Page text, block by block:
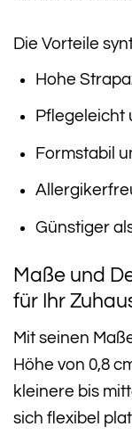
Die Vorteile
Hohe
Pflegeleicht
Formstabil
Günstiger
Maße und
für Ihr
Mit seinen
Höhe von 0,8
kleinere bis
sich flexibel